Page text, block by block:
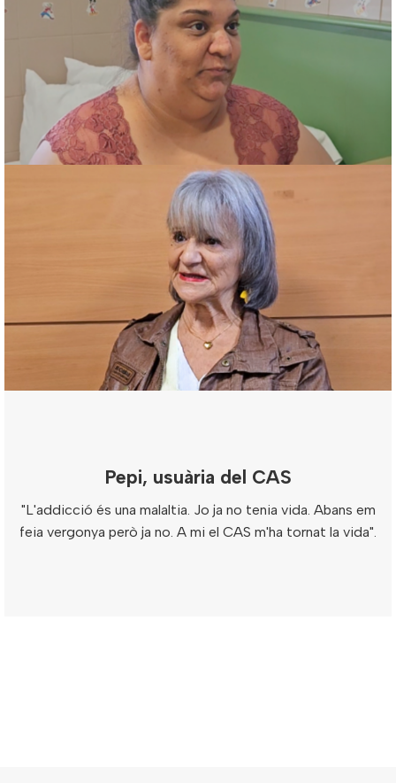
Pepi, usuària del CAS
"L'addicció és una malaltia. Jo ja no tenia vida. Abans em
feia vergonya però ja no. A mi el CAS m'ha tornat la vida".